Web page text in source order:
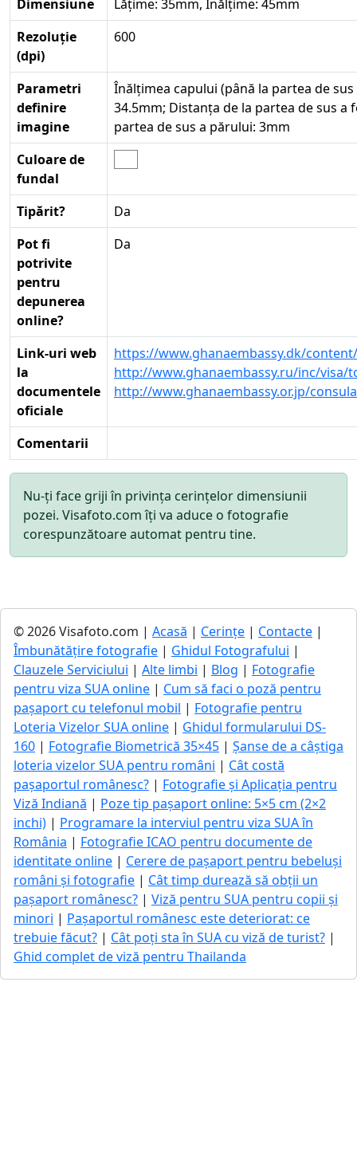
Dimensiune
Lățime: 35mm, Înălțime: 45mm
Rezoluție
(dpi)
600
Parametri
definire
imagine
Înălțimea capului (până la partea de
34.5mm; Distanța de la partea de sus a
partea de sus a părului: 3mm
Culoare de
fundal
Tipărit?
Da
Pot fi
potrivite
pentru
depunerea
online?
Da
Link-uri web
la
documentele
oficiale
https://www.ghanaembassy.dk/
http://www.ghanaembassy.ru/inc/visa/
http://www.ghanaembassy.or.jp/
Comentarii
Nu-ți face griji în privința cerințelor dimensiunii
pozei. Visafoto.com îți va aduce o fotografie
corespunzătoare automat pentru tine.
© 2026 Visafoto.com | Acasă | Cerințe | Contacte |
Îmbunătățire fotografie | Ghidul Fotografului |
Clauzele Serviciului | Alte limbi | Blog | Fotografie
pentru viza SUA online | Cum să faci o poză pentru
pașaport cu telefonul mobil | Fotografie pentru
Loteria Vizelor SUA online | Ghidul formularului DS-
160 | Fotografie Biometrică 35×45 | Șanse de a câștiga
loteria vizelor SUA pentru români | Cât costă
pașaportul românesc? | Fotografie și Aplicația pentru
Viză Indiană | Poze tip pașaport online: 5×5 cm (2×2
inchi) | Programare la interviul pentru viza SUA în
România | Fotografie ICAO pentru documente de
identitate online | Cerere de pașaport pentru bebeluși
români și fotografie | Cât timp durează să obții un
pașaport românesc? | Viză pentru SUA pentru copii și
minori | Pașaportul românesc este deteriorat: ce
trebuie făcut? | Cât poți sta în SUA cu viză de turist? |
Ghid complet de viză pentru Thailanda